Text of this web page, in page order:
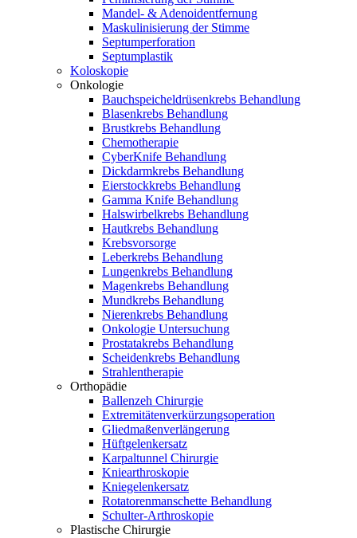
Mandel- & Adenoidentfernung
Maskulinisierung der Stimme
Septumperforation
Septumplastik
Koloskopie
Onkologie
Bauchspeicheldrüsenkrebs Behandlung
Blasenkrebs Behandlung
Brustkrebs Behandlung
Chemotherapie
CyberKnife Behandlung
Dickdarmkrebs Behandlung
Eierstockkrebs Behandlung
Gamma Knife Behandlung
Halswirbelkrebs Behandlung
Hautkrebs Behandlung
Krebsvorsorge
Leberkrebs Behandlung
Lungenkrebs Behandlung
Magenkrebs Behandlung
Mundkrebs Behandlung
Nierenkrebs Behandlung
Onkologie Untersuchung
Prostatakrebs Behandlung
Scheidenkrebs Behandlung
Strahlentherapie
Orthopädie
Ballenzeh Chirurgie
Extremitätenverkürzungsoperation
Gliedmaßenverlängerung
Hüftgelenkersatz
Karpaltunnel Chirurgie
Kniearthroskopie
Kniegelenkersatz
Rotatorenmanschette Behandlung
Schulter-Arthroskopie
Plastische Chirurgie